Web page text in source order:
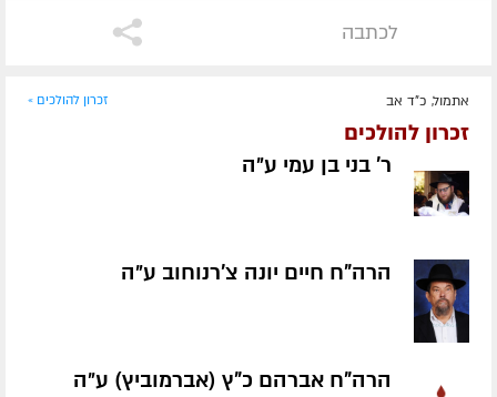
לכתבה
אתמול, כ"ד אב זכרון להולכים »
זכרון להולכים
ר' בני בן עמי ע״ה
הרה"ח חיים יונה צ'רנוחוב ע״ה
הרה"ח אברהם כ"ץ (אברמוביץ) ע״ה